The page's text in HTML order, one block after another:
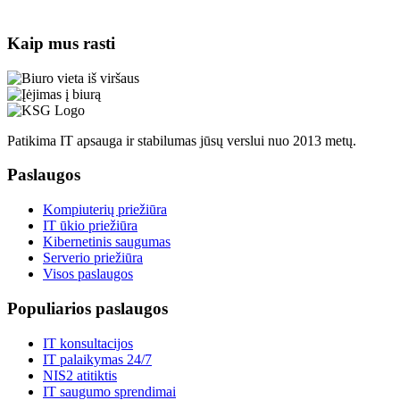
Kaip mus rasti
Patikima IT apsauga ir stabilumas jūsų verslui nuo 2013 metų.
Paslaugos
Kompiuterių priežiūra
IT ūkio priežiūra
Kibernetinis saugumas
Serverio priežiūra
Visos paslaugos
Populiarios paslaugos
IT konsultacijos
IT palaikymas 24/7
NIS2 atitiktis
IT saugumo sprendimai